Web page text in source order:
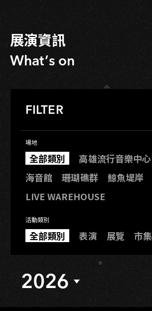
展演資訊
What’s on
FILTER
場地
全
類
別
全部類別
高
流
行
中
心
高雄流行音樂中心
海
館
海音館
珊
礁
珊瑚礁群
鯨
鯨魚堤岸
LIVE
LIVE WAREHOUSE
活動類別
全
類
別
全部類別
表
表演
展
展覽
市
市集
2026